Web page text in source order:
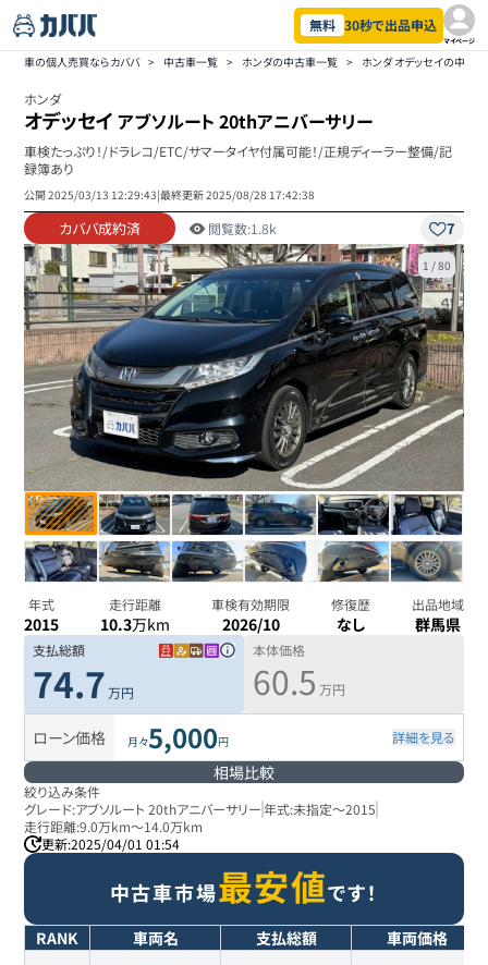
無料 30秒で出品申込
マイページ
車の個人売買ならカババ > 中古車一覧 > ホンダの中古車一覧 > ホンダ オデッセイの中古
ホンダ
オデッセイ アブソルート 20thアニバーサリー
車検たっぷり！/ドラレコ/ETC/サマータイヤ付属可能！/正規ディーラー整備/記
録簿あり
公開2025/03/13 12:29:43|最終更新2025/08/28 17:42:38
カババ成約済 閲覧数:1.8k 7
1 /80
年式
2015
走行距離
10.3万km
車検有効期限
2026/10
修復歴
なし
出品地域
群馬県
支払総額
74.7 万円
本体価格
60.5 万円
ローン価格 月々5,000円 詳細を見る
相場比較
絞り込み条件
グレード:アブソルート 20thアニバーサリー 年式:未指定～2015
走行距離:9.0万km～14.0万km
更新:2025/04/01 01:54
中古車市場最安値です！
RANK 車両名 支払総額 車両価格